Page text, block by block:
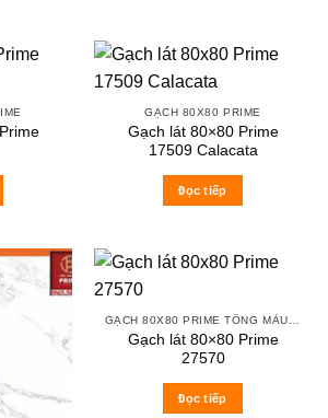
GẠCH 80X80 PRIME
Gạch lát 80×80 Prime
17509 Calacata
Đọc tiếp
GẠCH 80X80 PRIME TÔNG MÀU TRẮNG XÁM
Gạch lát 80×80 Prime
27570
Đọc tiếp